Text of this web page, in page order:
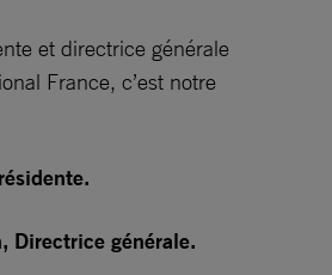
et directrice générale
France, c’est notre
Directrice générale.